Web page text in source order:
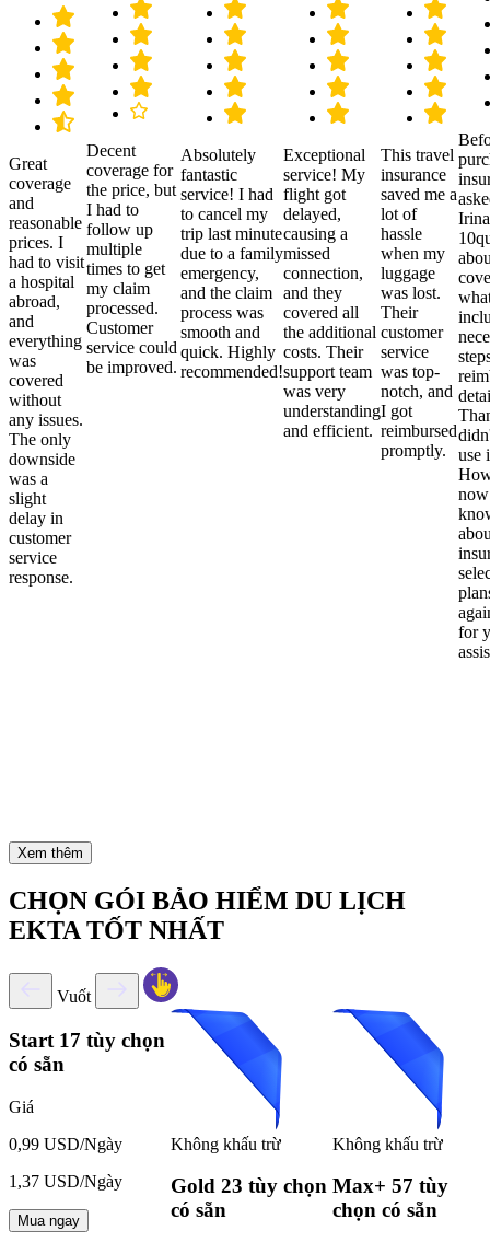
Great
coverage
and
reasonable
prices. I
had to visit
a hospital
abroad,
and
everything
was
covered
without
any issues.
The only
downside
was a
slight
delay in
customer
service
response.
Decent
coverage for
the price, but
I had to
follow up
multiple
times to get
my claim
processed.
Customer
service could
be improved.
Absolutely
fantastic
service! I had
to cancel my
trip last minute
due to a family
emergency,
and the claim
process was
smooth and
quick. Highly
recommended!
Exceptional
service! My
flight got
delayed,
causing a
missed
connection,
and they
covered all
the additional
costs. Their
support team
was very
understanding
and efficient.
This travel
insurance
saved me a
lot of
hassle
when my
luggage
was lost.
Their
customer
service
was top-
notch, and
I got
reimbursed
promptly.
use
for
Xem thêm
CHỌN GÓI BẢO HIỂM DU LỊCH
EKTA TỐT NHẤT
Vuốt
Start 17 tùy chọn
có sẵn
Giá
0,99 USD/Ngày
1,37 USD/Ngày
Mua ngay
Không khấu trừ
Gold 23 tùy chọn
có sẵn
Không khấu trừ
Max+ 57 tùy
chọn có sẵn